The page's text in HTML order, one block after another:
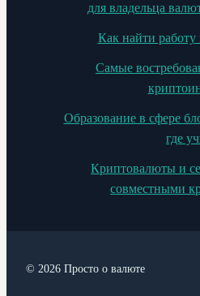
для владельца
Как найти
Самые
Образование в сфере
где
Криптовалюты и
совместными
© 2026 Просто о валюте